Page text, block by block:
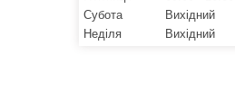
Субота
Вихідний
Неділя
Вихідний